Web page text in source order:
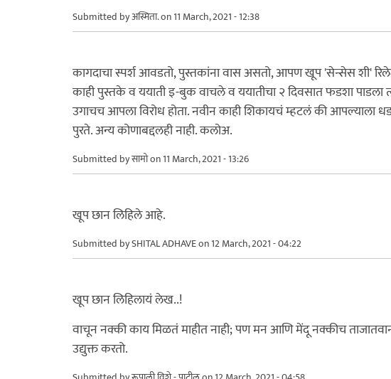
Submitted byअस्मिता.on 11 March, 2021 - 12:38
कागदाचा स्पर्श आवडतो, पुस्तकांना वास असतो, आपण खूप 'सेन्सेस शी'
काही पुस्तके व ययाती इ-बुक वाचले व ययातीचा २ दिवसात फडशा
उगाचच आपला विरोध होता. नवीन काही शिकायचं म्हटलं की आपल्याला
पुरते. अन्य कोणाबद्दलही नाही. कलोअ.
Submitted byसामोon 11 March, 2021 - 13:26
खूप छान लिहिले आहे.
Submitted bySHITAL ADHAVEon 12 March, 2021 - 04:22
खूप छान लिहिलायं लेख..!
वाचून नक्की काय मिळतं माहीत नाही; पण मन आणि मेंदू नक्कीच
उद्युक्त करतो.